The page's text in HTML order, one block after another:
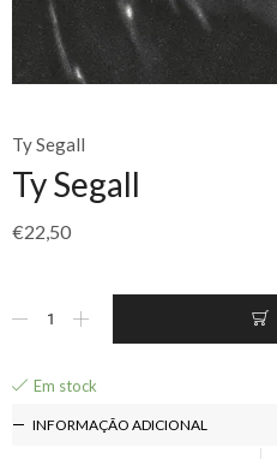
Ty Segall
Ty Segall
€22,50
Em stock
INFORMAÇÃO ADICIONAL